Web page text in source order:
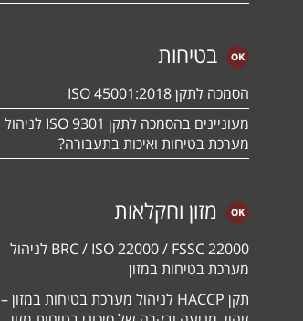
בטיחות
הסמכה לתקן ISO 45001:2018
מעוניינים בהסמכה לתקן ISO 9301 לניהול
מערכת בטיחות ואיכות בתעבורה?
מזון וחקלאות
BRC / ISO 22000 / FSSC 22000 לניהול
מערכת בטיחות במזון
תקן HACCP לניהול מערכת בטיחות במזון –